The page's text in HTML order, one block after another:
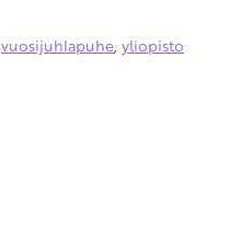
vuosijuhlapuhe, yliopisto